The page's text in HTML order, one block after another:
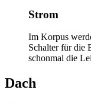
Strom
Im Korpus
Schalter für die
schonmal die
Dach